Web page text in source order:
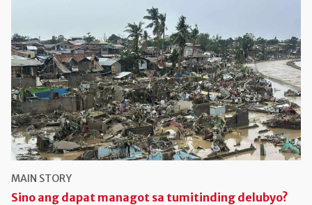
MAIN STORY
Sino ang dapat managot sa tumitinding delubyo?